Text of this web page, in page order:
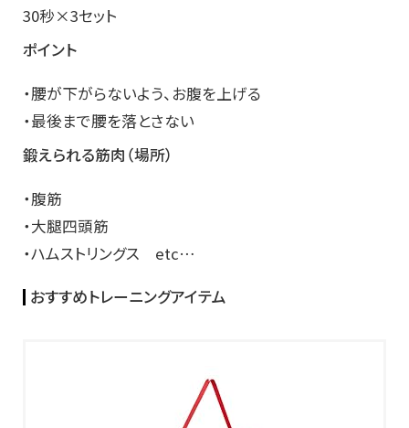
30秒×3セット
ポイント
・腰が下がらないよう、お腹を上げる
・最後まで腰を落とさない
鍛えられる筋肉（場所）
・腹筋
・大腿四頭筋
・ハムストリングス etc…
おすすめトレーニングアイテム